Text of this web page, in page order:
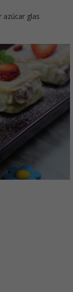
azúcar glas